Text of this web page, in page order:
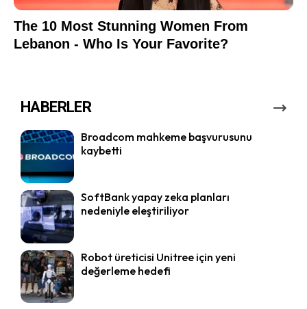
HABERLER
Broadcom mahkeme başvurusunu
kaybetti
SoftBank yapay zeka planları
nedeniyle eleştiriliyor
Robot üreticisi Unitree için yeni
değerleme hedefi